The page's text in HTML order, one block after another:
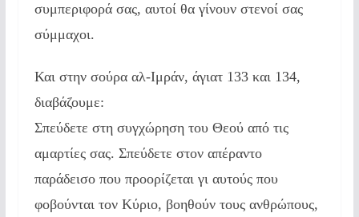
συμπεριφορά σας, αυτοί θα γίνουν στενοί σας
σύμμαχοι.
Και στην σούρα αλ-Ιμράν, άγιατ 133 και 134,
διαβάζουμε:
Σπεύδετε στη συγχώρηση του Θεού από τις
αμαρτίες σας. Σπεύδετε στον απέραντο
παράδεισο που προορίζεται γι αυτούς που
φοβούνται τον Κύριο, βοηθούν τους ανθρώπους,